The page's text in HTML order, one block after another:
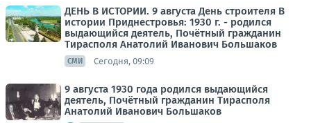
ДЕНЬ В ИСТОРИИ. 9 августа День строителя В
истории Приднестровья: 1930 г. - родился
выдающийся деятель, Почётный гражданин
Тирасполя Анатолий Иванович Большаков
СМИ Сегодня, 09:09
9 августа 1930 года родился выдающийся
деятель, Почётный гражданин Тирасполя
Анатолий Иванович Большаков